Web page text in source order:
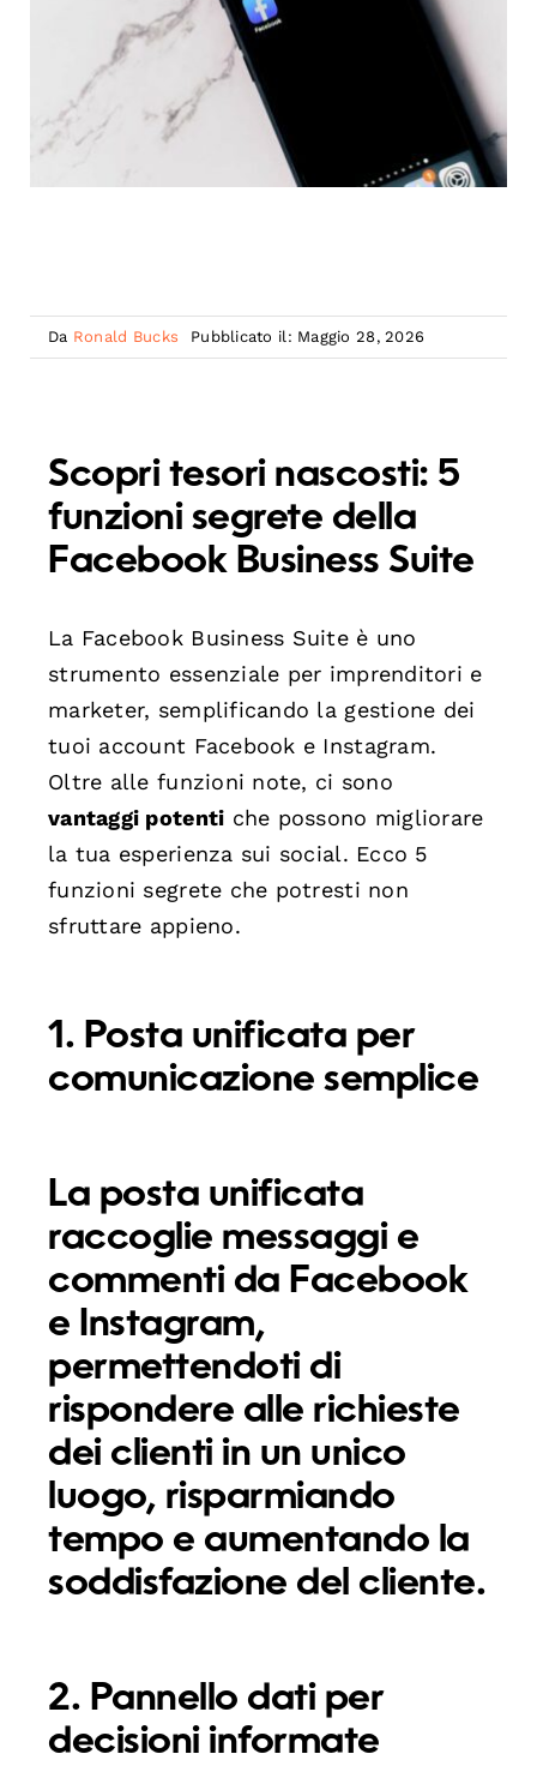
Da Ronald Bucks Pubblicato il: Maggio 28, 2026
Scopri tesori nascosti: 5
funzioni segrete della
Facebook Business Suite
La Facebook Business Suite è uno
strumento essenziale per imprenditori e
marketer, semplificando la gestione dei
tuoi account Facebook e Instagram.
Oltre alle funzioni note, ci sono
vantaggi potenti che possono migliorare
la tua esperienza sui social. Ecco 5
funzioni segrete che potresti non
sfruttare appieno.
1. Posta unificata per
comunicazione semplice
La posta unificata
raccoglie messaggi e
commenti da Facebook
e Instagram,
permettendoti di
rispondere alle richieste
dei clienti in un unico
luogo, risparmiando
tempo e aumentando la
soddisfazione del cliente.
2. Pannello dati per
decisioni informate